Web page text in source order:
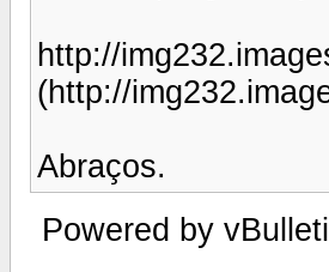
http://
(http://
Abraços.
Powered by